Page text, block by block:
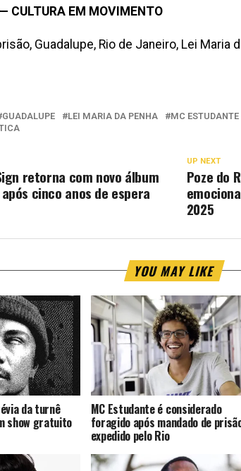
CULTURA EM MOVIMENTO
Guadalupe, Rio de Janeiro, Lei Maria
GUADALUPE LEI MARIA DA PENHA MC ESTUDANTE
UP NEXT
Poze do
2025
retorna com novo álbum
após cinco anos de espera
YOU MAY LIKE
da turnê
show gratuito
MC Estudante é considerado
foragido após mandado de
expedido pelo Rio